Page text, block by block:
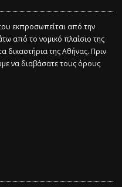
εκπροσωπείται από την
από το νομικό πλαίσιο της
δικαστήρια της Αθήνας. Πριν
να διαβάσατε τους όρους